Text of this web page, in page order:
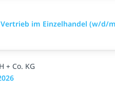
im Einzelhandel (w/d/
+ Co. KG